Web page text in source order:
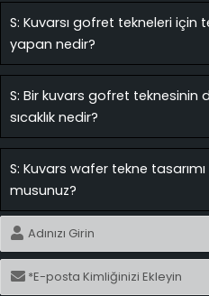
S: Kuvarsı gofret tekneleri için
yapan nedir?
S: Bir kuvars gofret
sıcaklık nedir?
S: Kuvars wafer tekne
musunuz?
İsim
E-
posta